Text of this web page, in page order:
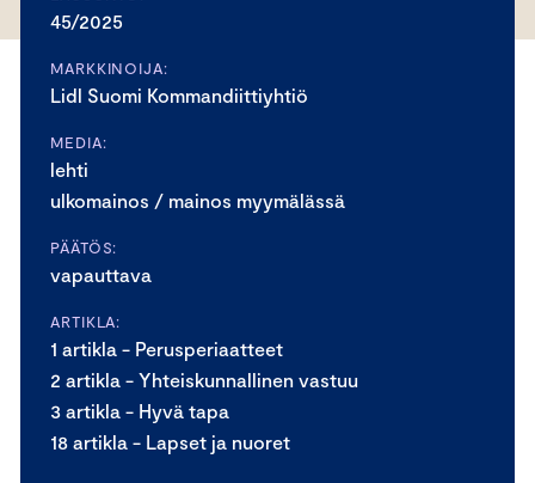
45/2025
MARKKINOIJA:
Lidl Suomi Kommandiittiyhtiö
MEDIA:
lehti
ulkomainos / mainos myymälässä
PÄÄTÖS:
vapauttava
ARTIKLA:
1 artikla - Perusperiaatteet
2 artikla - Yhteiskunnallinen vastuu
3 artikla - Hyvä tapa
18 artikla - Lapset ja nuoret